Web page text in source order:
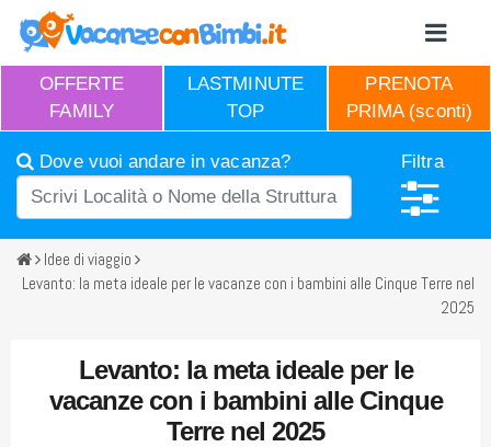
OFFERTE
FAMILY
LASTMINUTE
TOP
PRENOTA
PRIMA (sconti)
Dove vuoi andare in vacanza? Filtra
Idee di viaggio
Levanto: la meta ideale per le vacanze con i bambini alle Cinque Terre nel
2025
Levanto: la meta ideale per le
vacanze con i bambini alle Cinque
Terre nel 2025